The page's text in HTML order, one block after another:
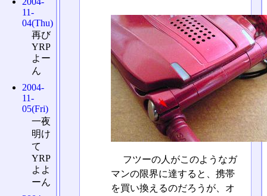
フツーの人がこのようなガ
マンの限界に達すると、携帯
を買い換えるのだろうが、オ
11-
04(Thu)
再び
YRP
よー
ん
2004-
11-
05(Fri)
一夜
明け
て
YRP
よよ
ーん